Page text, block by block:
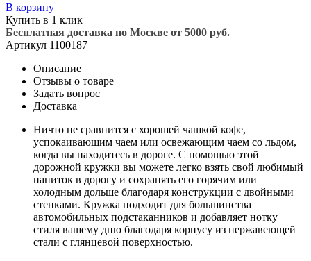
В корзину
Купить в 1 клик
Бесплатная доставка по Москве от 5000 руб.
Артикул 1100187
Описание
Отзывы о товаре
Задать вопрос
Доставка
Ничто не сравнится с хорошей чашкой кофе,
успокаивающим чаем или освежающим чаем со льдом,
когда вы находитесь в дороге. С помощью этой
дорожной кружки вы можете легко взять свой любимый
напиток в дорогу и сохранять его горячим или
холодным дольше благодаря конструкции с двойными
стенками. Кружка подходит для большинства
автомобильных подстаканников и добавляет нотку
стиля вашему дню благодаря корпусу из нержавеющей
стали с глянцевой поверхностью.